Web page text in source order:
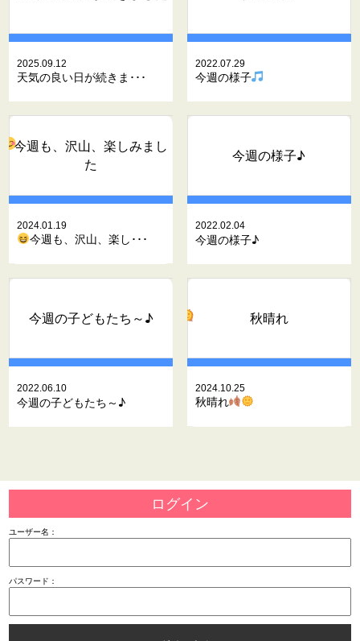
2025.09.12
天気の良い日が続きま･･･
2022.07.29
今週の様子
今週も、沢山、楽しみまし
た
2024.01.19
今週も、沢山、楽し･･･
今週の様子♪
2022.02.04
今週の様子♪
今週の子どもたち～♪
2022.06.10
今週の子どもたち～♪
秋晴れ
2024.10.25
秋晴れ
ログイン
ユーザー名：
パスワード：